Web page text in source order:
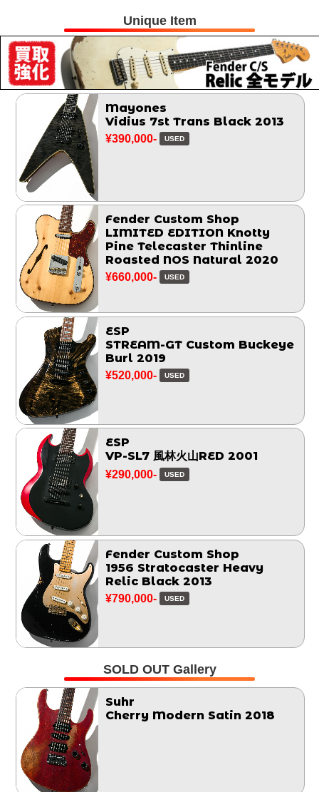
Unique Item
Mayones
Vidius 7st Trans Black 2013
¥390,000- USED
Fender Custom Shop
LIMITED EDITION Knotty
Pine Telecaster Thinline
Roasted NOS Natural 2020
¥660,000- USED
ESP
STREAM-GT Custom Buckeye
Burl 2019
¥520,000- USED
ESP
VP-SL7 風林火山RED 2001
¥290,000- USED
Fender Custom Shop
1956 Stratocaster Heavy
Relic Black 2013
¥790,000- USED
SOLD OUT Gallery
Suhr
Cherry Modern Satin 2018